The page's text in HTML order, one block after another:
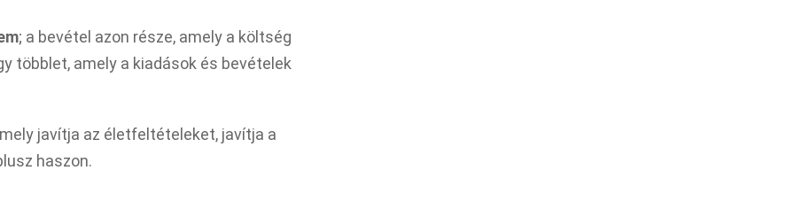
; a bevétel azon része, amely a költség
többlet, amely a kiadások és bevételek
javítja az életfeltételeket, javítja a
haszon.